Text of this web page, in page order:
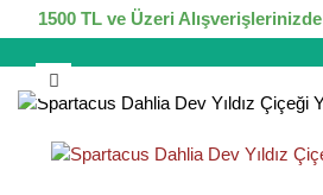
1500 TL ve Üzeri Alışverişlerinizde